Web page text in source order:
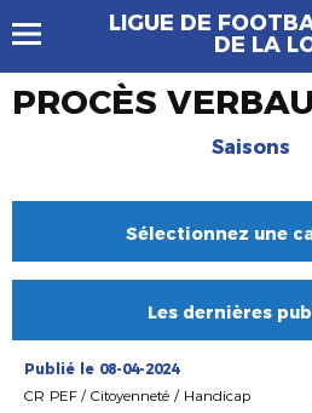
LIGUE DE
DE LA
PROCÈS
Saisons
Sélectionnez une
Les dernières
Publié le 08-04-2024
CR PEF / Citoyenneté / Handicap